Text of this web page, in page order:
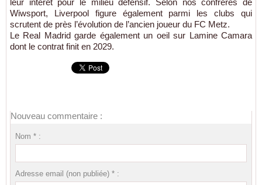
Wiwsport, Liverpool figure également parmi les clubs qui
scrutent de près l’évolution de l’ancien joueur du FC Metz.
Le Real Madrid garde également un oeil sur Lamine Camara
dont le contrat finit en 2029.
Nouveau commentaire :
Nom * :
Adresse email (non publiée) * :